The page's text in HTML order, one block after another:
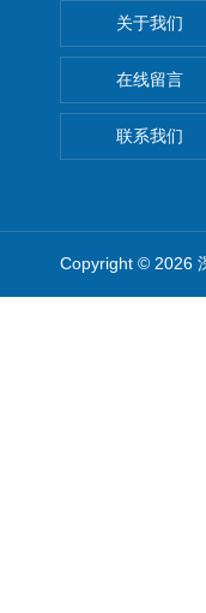
关于我们
在线留言
联系我们
Copyright © 2026